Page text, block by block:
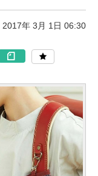
2017年 3月 1日 06:30